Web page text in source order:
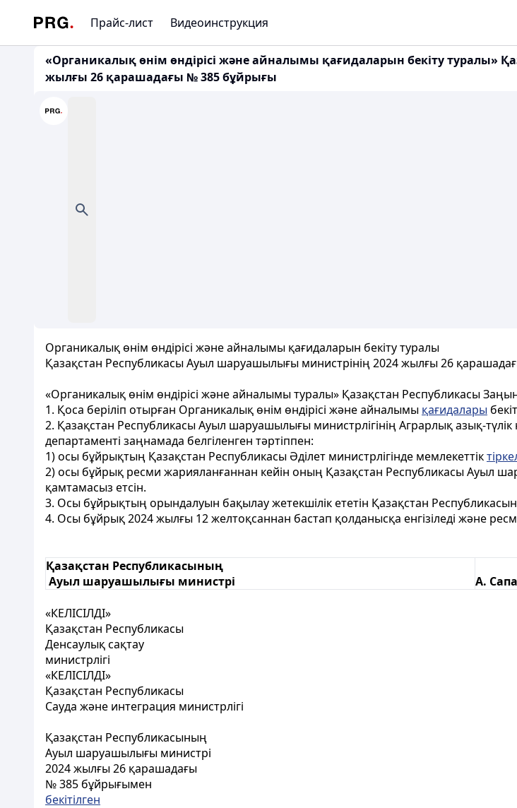
Прайс-лист Видеоинструкция
«Органикалық өнім өндірісі және айналымы қағидаларын бекіту туралы»
жылғы 26 қарашадағы № 385 бұйрығы
Органикалық өнім өндірісі және айналымы қағидаларын бекіту туралы
Қазақстан Республикасы Ауыл шаруашылығы министрінің 2024 жылғы 26
«Органикалық өнім өндірісі және айналымы туралы» Қазақстан Республикасы
1. Қоса беріліп отырған Органикалық өнім өндірісі және айналымы қағидалары
2. Қазақстан Республикасы Ауыл шаруашылығы министрлігінің Аграрлық азық-
департаменті заңнамада белгіленген тәртіппен:
1) осы бұйрықтың Қазақстан Республикасы Әділет министрлігінде мемлекеттік
2) осы бұйрық ресми жарияланғаннан кейін оның Қазақстан Республикасы Ауыл
қамтамасыз етсін.
3. Осы бұйрықтың орындалуын бақылау жетекшілік ететін Қазақстан
4. Осы бұйрық 2024 жылғы 12 желтоқсаннан бастап қолданысқа енгізіледі және
Қазақстан Республикасының
Ауыл шаруашылығы министрі
А.
«КЕЛІСІЛДІ»
Қазақстан Республикасы
Денсаулық сақтау
министрлігі
«КЕЛІСІЛДІ»
Қазақстан Республикасы
Сауда және интеграция министрлігі
Қазақстан Республикасының
Ауыл шаруашылығы министрі
2024 жылғы 26 қарашадағы
№ 385 бұйрығымен
бекітілген